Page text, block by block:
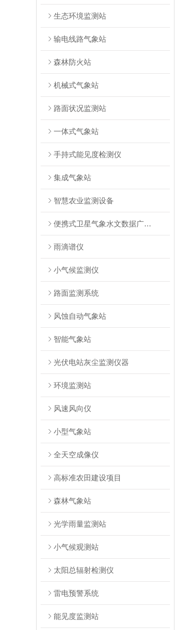
生态环境监测站
输电线路气象站
森林防火站
机械式气象站
路面状况监测站
一体式气象站
手持式能见度检测仪
集成气象站
智慧农业监测设备
便携式卫星气象水文数据广播接收系统
雨滴谱仪
小气候监测仪
路面监测系统
风蚀自动气象站
智能气象站
光伏电站灰尘监测仪器
环境监测站
风速风向仪
小型气象站
全天空成像仪
高标准农田建设项目
森林气象站
光学雨量监测站
小气候观测站
太阳总辐射检测仪
雷电预警系统
能见度监测站